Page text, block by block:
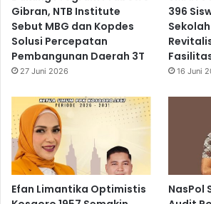
Gibran, NTB Institute
Sebut MBG dan Kopdes
Solusi Percepatan
Pembangunan Daerah 3T
27 Juni 2026
396
16 Juni
Efan Limantika Optimistis
NasPol